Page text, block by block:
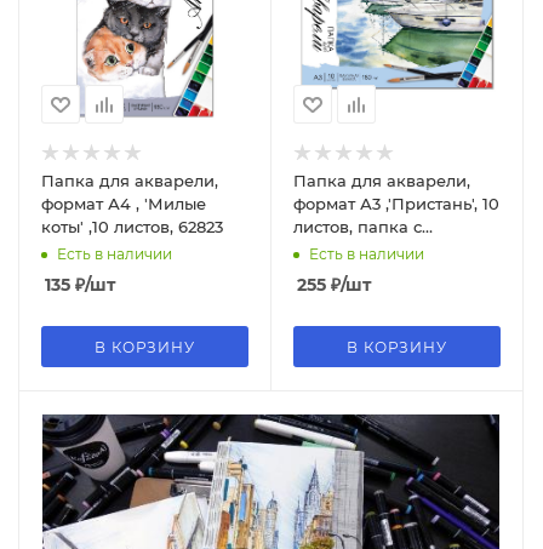
Папка для акварели,
формат А4 , 'Милые
коты' ,10 листов, 62823
Есть в наличии
135 ₽/шт
В КОРЗИНУ
Папка для акварели,
формат А3 ,'Пристань', 10
листов, папка с
клапанами, 62818
Есть в наличии
255 ₽/шт
В КОРЗИНУ